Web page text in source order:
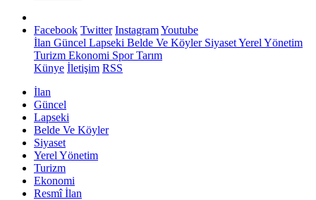
Facebook Twitter InstagramYoutube
İlan Güncel Lapseki Belde Ve KöylerSiyasetYerel Yönetim
Turizm Ekonomi SporTarım
Künye İletişim RSS
İlan
Güncel
Lapseki
Belde Ve Köyler
Siyaset
Yerel Yönetim
Turizm
Ekonomi
Resmî İlan